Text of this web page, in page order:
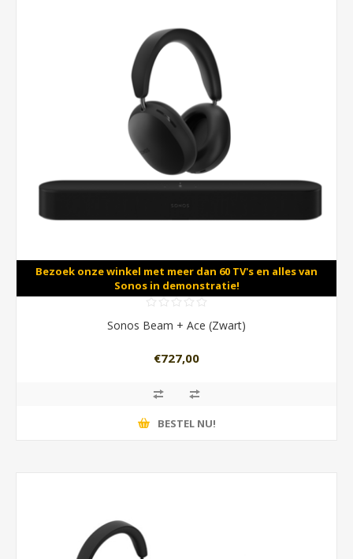
Bezoek onze winkel met meer dan 60 TV's en alles van
Sonos in demonstratie!
Sonos Beam + Ace (Zwart)
€727,00
BESTEL NU!